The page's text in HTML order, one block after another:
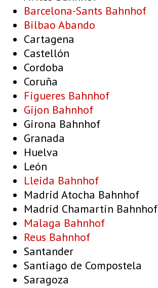
Barcelona-Sants Bahnhof
Bilbao Abando
Cartagena
Castellón
Cordoba
Coruña
Figueres Bahnhof
Gijon Bahnhof
Girona Bahnhof
Granada
Huelva
León
Lleida Bahnhof
Madrid Atocha Bahnhof
Madrid Chamartin Bahnhof
Malaga Bahnhof
Reus Bahnhof
Santander
Santiago de Compostela
Saragoza